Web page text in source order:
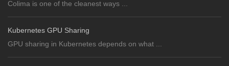
Colima is one of the cleanest ways ...
Kubernetes GPU Sharing
GPU sharing in Kubernetes depends on what ...